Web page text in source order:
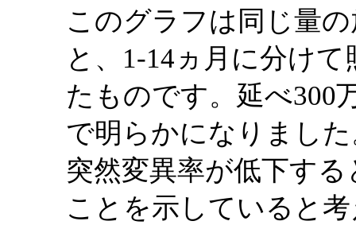
このグラフは同じ量
と、1-14ヵ月に分け
たものです。延べ300
で明らかになりまし
突然変異率が低下す
ことを示していると